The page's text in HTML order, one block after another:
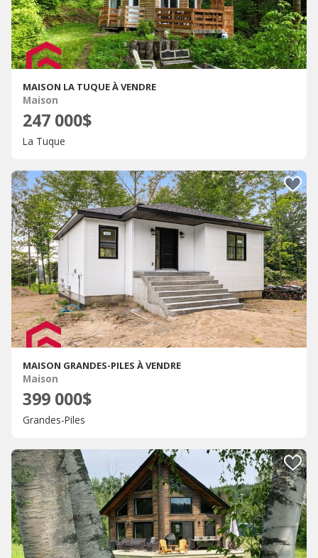
MAISON LA TUQUE À VENDRE
Maison
247 000$
La Tuque
MAISON GRANDES-PILES À VENDRE
Maison
399 000$
Grandes-Piles